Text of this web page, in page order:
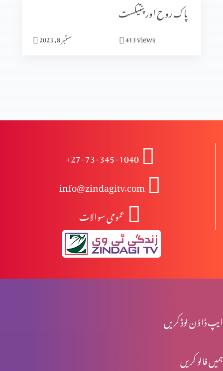
انبیاء و بزرگ – دانی ایل
انبیاء و بزرگ – حزقی ایل (حصہ 2)
انبیا ءو بزرگ – حزقی ایل
انبیا ءو بزرگ – یرمیاہ (حصہ 2)
پاک روح اور پنتیکست
ستمبر 8, 2023 413views
+27-73-345-1040
info@zindagitv.com
عمومی سوالات
ایپ ڈاؤن لوڈ کریں
ہمیں فالو کریں